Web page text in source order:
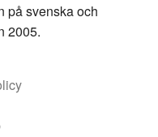
på svenska och
2005.